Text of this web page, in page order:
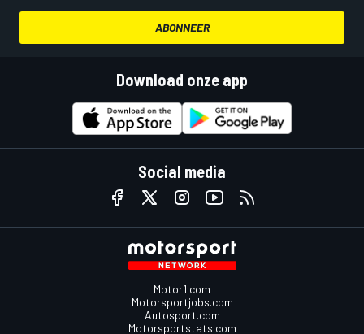
ABONNEER
Download onze app
Social media
Motor1.com
Motorsportjobs.com
Autosport.com
Motorsportstats.com